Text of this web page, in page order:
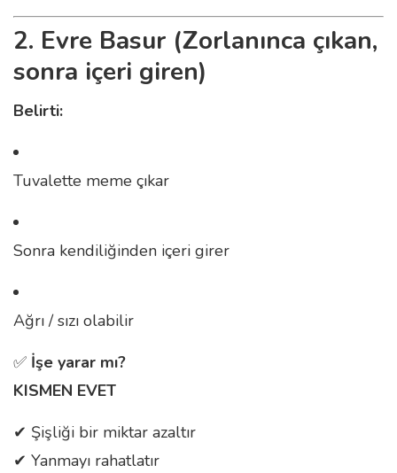
2. Evre Basur (Zorlanınca çıkan,
sonra içeri giren)
Belirti:
Tuvalette meme çıkar
Sonra kendiliğinden içeri girer
Ağrı / sızı olabilir
✅ İşe yarar mı?
KISMEN EVET
✔ Şişliği bir miktar azaltır
✔ Yanmayı rahatlatır